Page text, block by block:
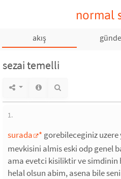
normal
akış
sezai temelli
1.
surada * gorebileceginiz
mevkisini almis eski odp genel
ama evetci kisiliktir ve
helal olsun abim, asena bile